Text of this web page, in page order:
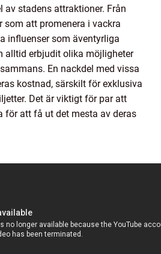
av stadens attraktioner. Från
att promenera i vackra
influenser som äventyrliga
alltid erbjudit olika möjligheter
En nackdel med vissa
kostnad, särskilt för exklusiva
Det är viktigt för par att
för att få ut det mesta av deras